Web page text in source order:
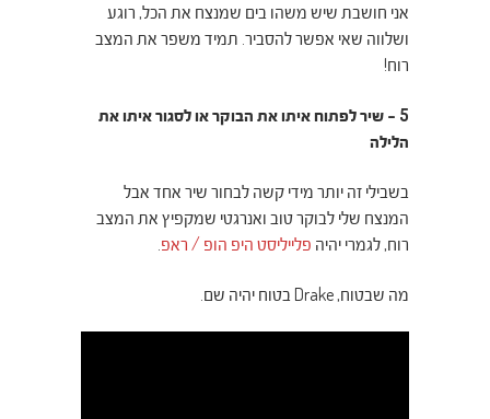
אני חושבת שיש משהו בים שמנצח את הכל, רוגע
ושלווה שאי אפשר להסביר. תמיד משפר את המצב
רוח!
5 – שיר לפתוח איתו את הבוקר או לסגור איתו את
הלילה
בשבילי זה יותר מידי קשה לבחור שיר אחד אבל
המנצח שלי לבוקר טוב ואנרגטי שמקפיץ את המצב
רוח, לגמרי יהיה פלייליסט היפ הופ / ראפ.
מה שבטוח,Drake בטוח יהיה שם.